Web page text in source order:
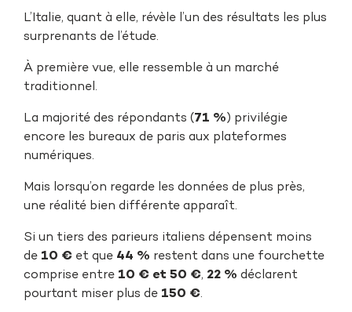
L’Italie, quant à elle, révèle l’un des résultats les plus
surprenants de l’étude.
À première vue, elle ressemble à un marché
traditionnel.
La majorité des répondants (71 %) privilégie
encore les bureaux de paris aux plateformes
numériques.
Mais lorsqu’on regarde les données de plus près,
une réalité bien différente apparaît.
Si un tiers des parieurs italiens dépensent moins
de 10 € et que 44 % restent dans une fourchette
comprise entre 10 € et 50 €, 22 % déclarent
pourtant miser plus de 150 €.